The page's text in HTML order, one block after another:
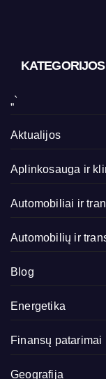
KATEGORIJOS
„`
Aktualijos
Aplinkosauga ir
Automobiliai ir
Automobilių ir
Blog
Energetika
Finansų patarimai
Geografija